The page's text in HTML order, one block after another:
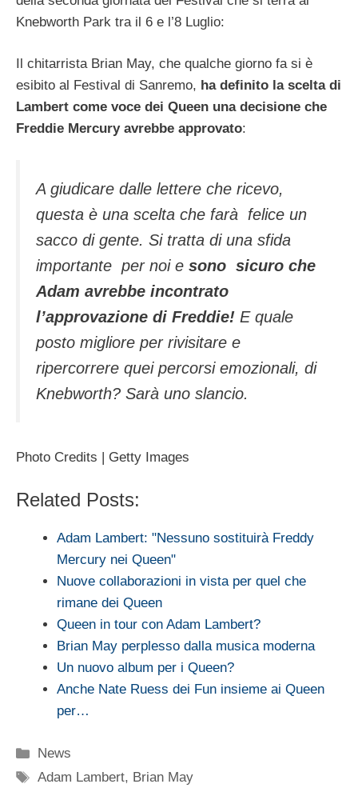
Knebworth Park tra il 6 e l’8 Luglio:
Il chitarrista Brian May, che qualche giorno fa si è
esibito al Festival di Sanremo, ha definito la scelta di
Lambert come voce dei Queen una decisione che
Freddie Mercury avrebbe approvato:
A giudicare dalle lettere che ricevo,
questa è una scelta che farà felice un
sacco di gente. Si tratta di una sfida
importante per noi e sono sicuro che
Adam avrebbe incontrato
l’approvazione di Freddie! E quale
posto migliore per rivisitare e
ripercorrere quei percorsi emozionali, di
Knebworth? Sarà uno slancio.
Photo Credits | Getty Images
Related Posts:
Adam Lambert: "Nessuno sostituirà Freddy
Mercury nei Queen"
Nuove collaborazioni in vista per quel che
rimane dei Queen
Queen in tour con Adam Lambert?
Brian May perplesso dalla musica moderna
Un nuovo album per i Queen?
Anche Nate Ruess dei Fun insieme ai Queen
per…
Categorie
News
Tag
Adam Lambert, Brian May